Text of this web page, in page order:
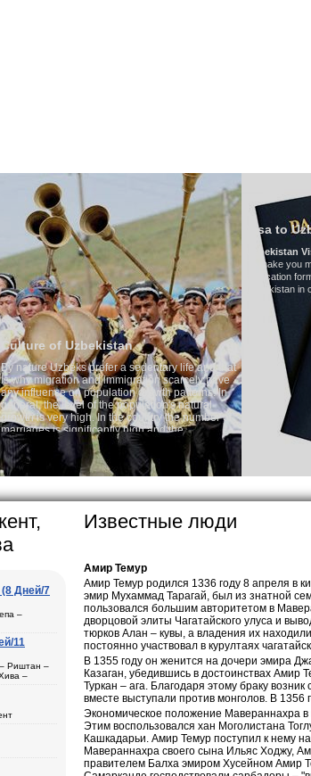
life and that
scarcely have
patterns. In
natural
the number of
the
of the lowest
tradition, the
quite sacred.
in villages, is
family has
Visa to Uzbekistan
Uzbekistan Visa application form:
To make you more convenient, we have
application forms of the Embassies of the
Uzbekistan in countries
(8 Дней/7
–
в
11
Риштан –
–
(3) –
Хива (1) –
Известные люди
Амир Темур
Амир Темур родился 1336 году 8 апреля в
эмир Мухаммад Тарагай, был из знатной
пользовался большим авторитетом в
дворцовой элиты Чагатайского улуса и
тюрков Алан – кувы, а владения их
постоянно участвовал в курултаях
В 1355 году он женится на дочери эмира
Казаган, убедившись в достоинствах Амир
Туркан – ага. Благодаря этому браку
вместе выступали против монголов. В
Экономическое положение Мавераннахра
Этим воспользовался хан Моголистана
Кашкадарьи. Амир Темур поступил к нему
Мавераннахра своего сына Ильяс Ходжу,
правителем Балха эмиром Хусейном Амир